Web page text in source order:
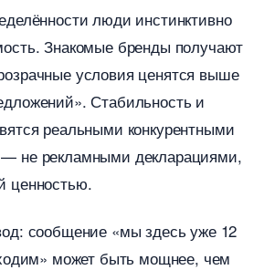
люди инстинктивно
Знакомые бренды получают
условия ценятся выше
Стабильность и
реальными конкурентными
не рекламными декларациями,
ценностью.
сообщение «мы здесь уже 12
может быть мощнее, чем